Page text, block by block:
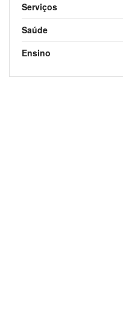
Serviços
Saúde
Ensino